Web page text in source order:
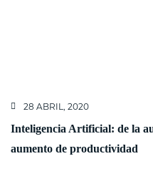
28 ABRIL, 2020
Inteligencia Artificial: de la
aumento de productividad